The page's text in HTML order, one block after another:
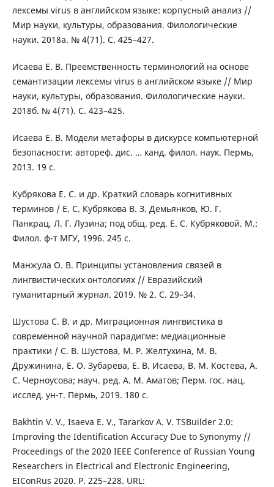
лексемы virus в английском языке: корпусный анализ //
Мир науки, культуры, образования. Филологические
науки. 2018а. № 4(71). С. 425–427.
Исаева Е. В. Преемственность терминологий на основе
семантизации лексемы virus в английском языке // Мир
науки, культуры, образования. Филологические науки.
2018б. № 4(71). С. 423–425.
Исаева Е. В. Модели метафоры в дискурсе компьютерной
безопасности: автореф. дис. … канд. филол. наук. Пермь,
2013. 19 с.
Кубрякова Е. С. и др. Краткий словарь когнитивных
терминов / Е. С. Кубрякова В. З. Демьянков, Ю. Г.
Панкрац, Л. Г. Лузина; под общ. ред. Е. С. Кубряковой. М.:
Филол. ф-т МГУ, 1996. 245 с.
Манжула О. В. Принципы установления связей в
лингвистических онтологиях // Евразийский
гуманитарный журнал. 2019. № 2. С. 29–34.
Шустова С. В. и др. Миграционная лингвистика в
современной научной парадигме: медиационные
практики / С. В. Шустова, М. Р. Желтухина, М. В.
Дружинина, Е. О. Зубарева, Е. В. Исаева, В. М. Костева, А.
С. Черноусова; науч. ред. А. М. Аматов; Перм. гос. нац.
исслед. ун-т. Пермь, 2019. 180 с.
Bakhtin V. V., Isaeva E. V., Tararkov A. V. TSBuilder 2.0:
Improving the Identification Accuracy Due to Synonymy //
Proceedings of the 2020 IEEE Conference of Russian Young
Researchers in Electrical and Electronic Engineering,
EIConRus 2020. P. 225–228. URL: